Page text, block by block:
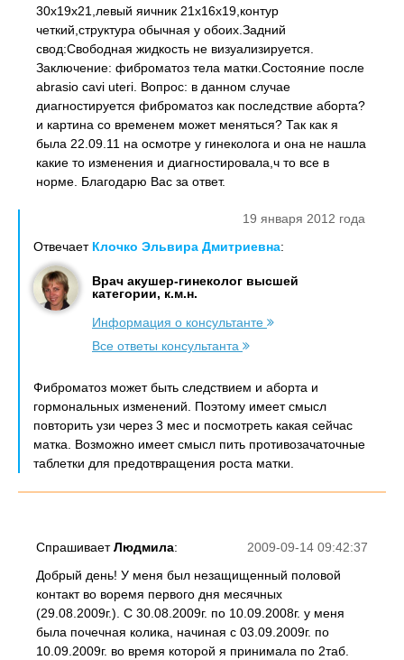
30х19х21,левый яичник 21х16х19,контур
четкий,структура обычная у обоих.Задний
свод:Свободная жидкость не визуализируется.
Заключение: фиброматоз тела матки.Состояние после
abrasio cavi uteri. Вопрос: в данном случае
диагностируется фиброматоз как последствие аборта?
и картина со временем может меняться? Так как я
была 22.09.11 на осмотре у гинеколога и она не нашла
какие то изменения и диагностировала,ч то все в
норме. Благодарю Вас за ответ.
19 января 2012 года
Отвечает Клочко Эльвира Дмитриевна:
Врач акушер-гинеколог высшей
категории, к.м.н.
Информация о консультанте
Все ответы консультанта
Фиброматоз может быть следствием и аборта и
гормональных изменений. Поэтому имеет смысл
повторить узи через 3 мес и посмотреть какая сейчас
матка. Возможно имеет смысл пить противозачаточные
таблетки для предотвращения роста матки.
2009-09-14 09:42:37
СпрашиваетЛюдмила:
Добрый день! У меня был незащищенный половой
контакт во воремя первого дня месячных
(29.08.2009г.). С 30.08.2009г. по 10.09.2008г. у меня
была почечная колика, начиная с 03.09.2009г. по
10.09.2009г. во время которой я принимала по 2таб.